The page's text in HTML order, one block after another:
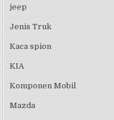
jeep
Jenis Truk
Kaca spion
KIA
Komponen Mobil
Mazda